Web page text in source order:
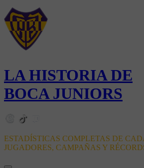
LA HISTORIA DE
BOCA JUNIORS
ESTADÍSTICAS COMPLETAS DE
JUGADORES, CAMPAÑAS Y